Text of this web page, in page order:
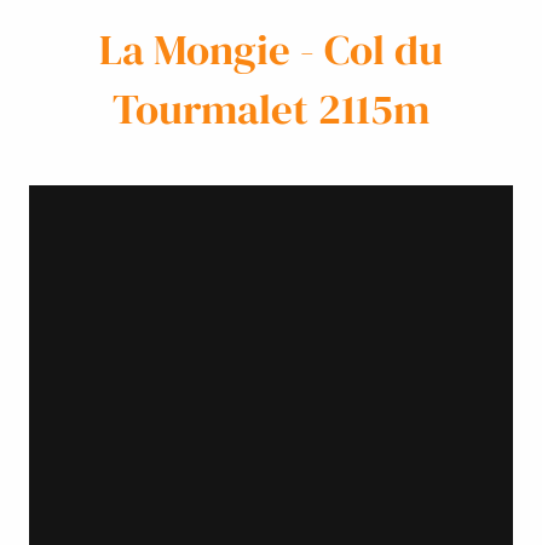
La Mongie - Col du
Tourmalet 2115m